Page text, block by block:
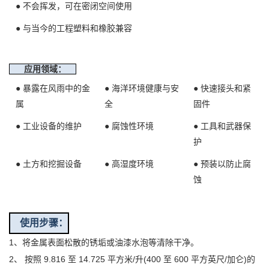
● 不会挥发，可在密闭空间使用
● 与当今的工程塑料和橡胶兼容
应用领域：
● 暴露在风雨中的金
属
● 海洋环境健康与安
全
● 快速接头和紧
固件
● 工业设备的维护 ● 腐蚀性环境
● 工具和武器保
护
● 土方和挖掘设备 ● 高湿度环境
● 预装以防止腐
蚀
使用步骤：
1、将金属表面松散的锈垢或油漆水泡等清除干净。
2、
按照 9.816 至 14.725 平方米/升(400 至 600 平方英尺/加仑)的